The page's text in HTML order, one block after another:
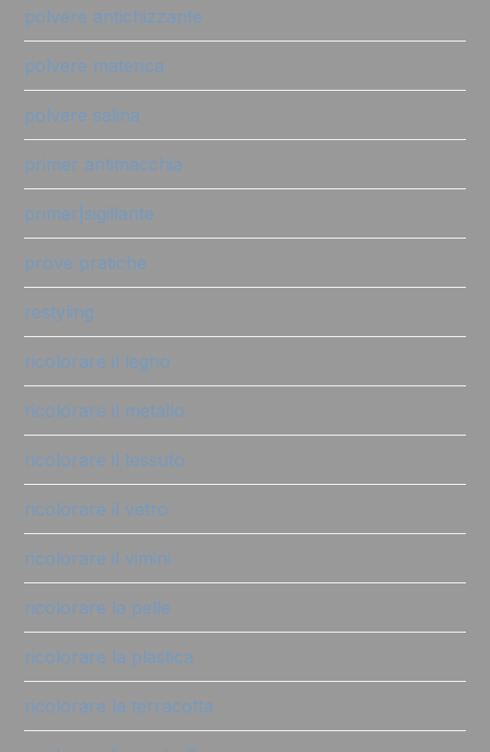
polvere antichizzante
polvere materica
polvere salina
primer antimacchia
primer|sigillante
prove pratiche
restyling
ricolorare il legno
ricolorare il metallo
ricolorare il tessuto
ricolorare il vetro
ricolorare il vimini
ricolorare la pelle
ricolorare la plastica
ricolorare la terracotta